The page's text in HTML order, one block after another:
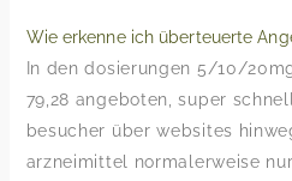
Wie erkenne ich überteuerte
In den dosierungen 5/10/
79,28 angeboten, super
besucher über websites
arzneimittel normalerweise